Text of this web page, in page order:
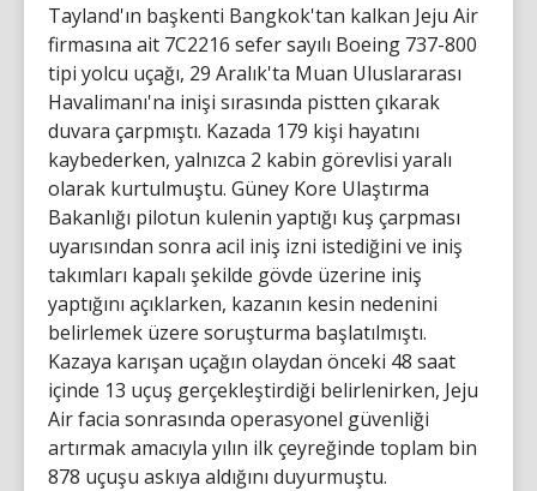
Tayland'ın başkenti Bangkok'tan kalkan Jeju Air
firmasına ait 7C2216 sefer sayılı Boeing 737-800
tipi yolcu uçağı, 29 Aralık'ta Muan Uluslararası
Havalimanı'na inişi sırasında pistten çıkarak
duvara çarpmıştı. Kazada 179 kişi hayatını
kaybederken, yalnızca 2 kabin görevlisi yaralı
olarak kurtulmuştu. Güney Kore Ulaştırma
Bakanlığı pilotun kulenin yaptığı kuş çarpması
uyarısından sonra acil iniş izni istediğini ve iniş
takımları kapalı şekilde gövde üzerine iniş
yaptığını açıklarken, kazanın kesin nedenini
belirlemek üzere soruşturma başlatılmıştı.
Kazaya karışan uçağın olaydan önceki 48 saat
içinde 13 uçuş gerçekleştirdiği belirlenirken, Jeju
Air facia sonrasında operasyonel güvenliği
artırmak amacıyla yılın ilk çeyreğinde toplam bin
878 uçuşu askıya aldığını duyurmuştu.